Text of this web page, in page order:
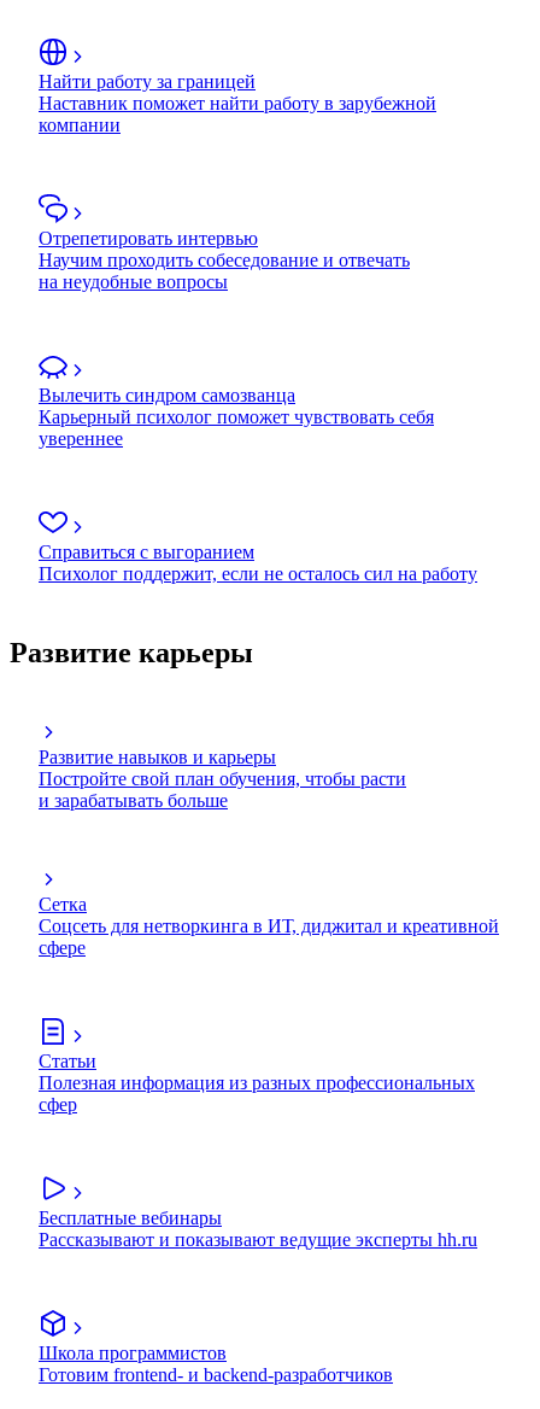
Найти работу за границей
Наставник поможет найти работу в зарубежной
компании
Отрепетировать интервью
Научим проходить собеседование и отвечать
на неудобные вопросы
Вылечить синдром самозванца
Карьерный психолог поможет чувствовать себя
увереннее
Справиться с выгоранием
Психолог поддержит, если не осталось сил на работу
Развитие карьеры
Развитие навыков и карьеры
Постройте свой план обучения, чтобы расти
и зарабатывать больше
Сетка
Соцсеть для нетворкинга в ИТ, диджитал и креативной
сфере
Статьи
Полезная информация из разных профессиональных
сфер
Бесплатные вебинары
Рассказывают и показывают ведущие эксперты hh.ru
Школа программистов
Готовим frontend- и backend-разработчиков